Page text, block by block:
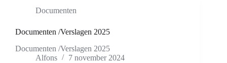
Documenten
Documenten /Verslagen 2025
Documenten /Verslagen 2025
Alfons
7 november 2024